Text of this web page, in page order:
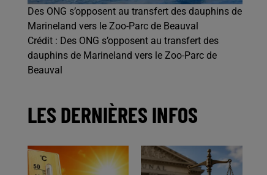
Des ONG s’opposent au transfert des dauphins de
Marineland vers le Zoo-Parc de Beauval
Crédit : Des ONG s’opposent au transfert des
dauphins de Marineland vers le Zoo-Parc de
Beauval
LES DERNIÈRES INFOS